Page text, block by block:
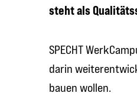
SPECHT
darin
bauen wollen.
steht als